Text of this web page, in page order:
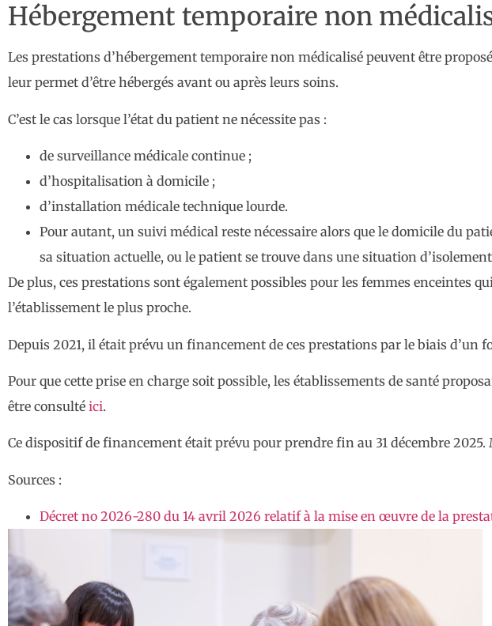
Hébergement temporaire non
Les prestations d’hébergement temporaire non médicalisé peuvent être
leur permet d’être hébergés avant ou après leurs soins.
C’est le cas lorsque l’état du patient ne nécessite pas :
de surveillance médicale continue ;
d’hospitalisation à domicile ;
d’installation médicale technique lourde.
Pour autant, un suivi médical reste nécessaire alors que le domicile du
sa situation actuelle, ou le patient se trouve dans une situation
De plus, ces prestations sont également possibles pour les femmes enceintes
l’établissement le plus proche.
Depuis 2021, il était prévu un financement de ces prestations par le biais d’un
Pour que cette prise en charge soit possible, les établissements de santé
être consulté ici.
Ce dispositif de financement était prévu pour prendre fin au 31 décembre
Sources :
Décret no 2026-280 du 14 avril 2026 relatif à la mise en œuvre de la